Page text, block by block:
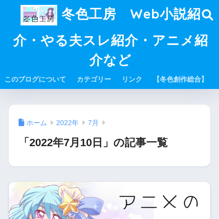
冬色工房 Web小説紹
介・やる夫スレ紹介・アニメ紹
介など
このブログについて カテゴリー リンク 【冬色創作総合】
ホーム 2022年 7月
「2022年7月10日」の記事一覧